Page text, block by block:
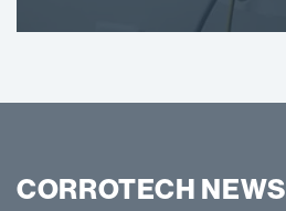
CORROTECH NEWS